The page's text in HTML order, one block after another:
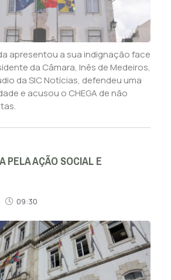
apresentou a sua indignação face
da Câmara, Inês de Medeiros,
da SIC Notícias, defendeu uma
e acusou o CHEGA de não
PELA AÇÃO SOCIAL E
09:30